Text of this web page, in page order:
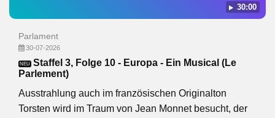
30:00
Parlament
30-07-2026
NEU Staffel 3, Folge 10 - Europa - Ein Musical (Le
Parlement)
Ausstrahlung auch im französischen Originalton
Torsten wird im Traum von Jean Monnet besucht, der